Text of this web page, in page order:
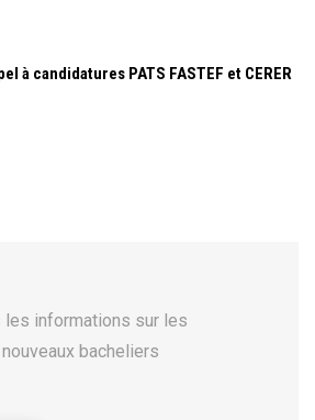
à candidatures PATS FASTEF et CERER
les informations sur les
bacheliers